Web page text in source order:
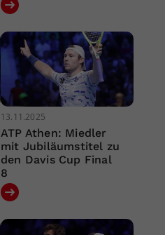
13.11.2025
ATP Athen: Miedler
mit Jubiläumstitel zu
den Davis Cup Final
8